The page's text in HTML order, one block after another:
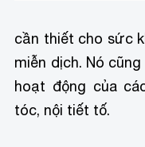
cần thiết cho sức
miễn dịch. Nó
hoạt động của
tóc, nội tiết tố.